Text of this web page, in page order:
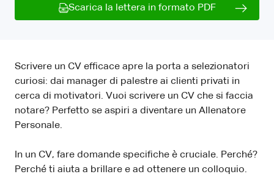
Scarica la lettera in formato PDF
Scrivere un CV efficace apre la porta a selezionatori
curiosi: dai manager di palestre ai clienti privati in
cerca di motivatori. Vuoi scrivere un CV che si faccia
notare? Perfetto se aspiri a diventare un Allenatore
Personale.
In un CV, fare domande specifiche è cruciale. Perché?
Perché ti aiuta a brillare e ad ottenere un colloquio.